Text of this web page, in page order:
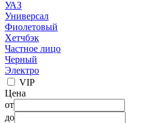
УАЗ
Универсал
Фиолетовый
Хетчбэк
Частное лицо
Черный
Электро
VIP
Цена
от
до